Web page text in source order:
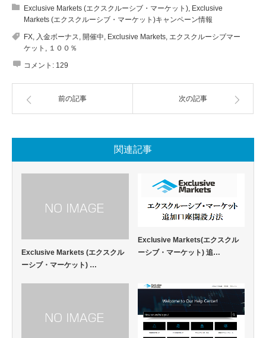
Exclusive Markets (エクスクルーシブ・マーケット), Exclusive
Markets (エクスクルーシブ・マーケット)キャンペーン情報
FX, 入金ボーナス, 開催中, Exclusive Markets, エクスクルーシブマー
ケット , １００％
コメント: 129
前の記事 次の記事
関連記事
Exclusive Markets (エクスクル
ーシブ・マーケット) …
Exclusive Markets(エクスクル
ーシブ・マーケット) 追…